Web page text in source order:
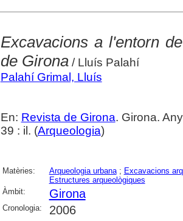
Excavacions a l'entorn
de Girona/ Lluís Palahí
Palahí Grimal, Lluís
En: Revista de Girona. Girona.
39 : il. (Arqueologia)
Matèries: Arqueologia urbana; Excavacions
Estructures arqueològiques
Àmbit:
Girona
Cronologia: 2006